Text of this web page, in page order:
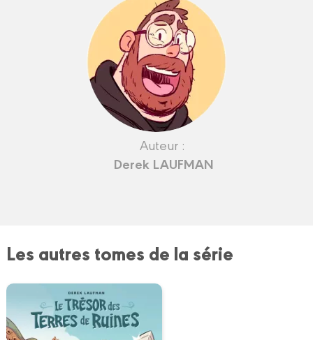
Auteur :
Derek LAUFMAN
Les autres tomes de la série